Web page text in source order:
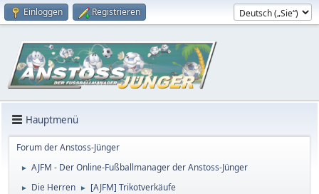
Einloggen Registrieren
Hauptmenü
Forum der Anstoss-Jünger
► AJFM - Der Online-Fußballmanager der Anstoss-Jünger
► Die Herren ► [AJFM] Trikotverkäufe